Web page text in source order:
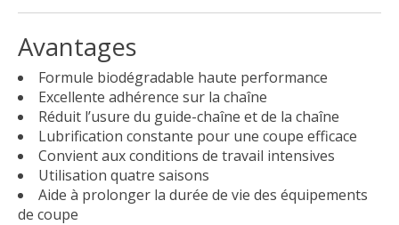
Avantages
Formule biodégradable haute performance
Excellente adhérence sur la chaîne
Réduit l’usure du guide-chaîne et de la chaîne
Lubrification constante pour une coupe efficace
Convient aux conditions de travail intensives
Utilisation quatre saisons
Aide à prolonger la durée de vie des équipements
de coupe